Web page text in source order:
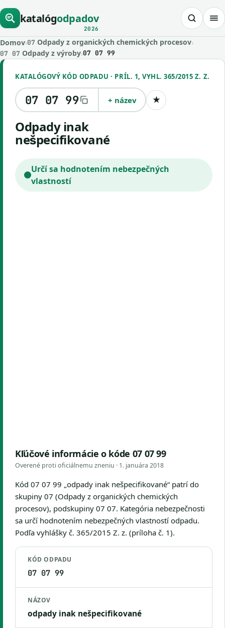
katalógodpadov
2026
Domov›07 Odpady z organických chemických procesov›
07 07 Odpady z výroby›07 07 99
KATALÓGOVÝ KÓD ODPADU · PRÍL. 1, VYHL. 365/2015 Z. Z.
07 07 99 + název ★Uložiť kód
odpady inak
nešpecifikované
Určí sa hodnotením nebezpečných
vlastností
Kľúčové informácie o kóde 07 07 99
Overené proti oficiálnemu zneniu · 1. januára 2018
Kód 07 07 99 „odpady inak nešpecifikované“ patrí do
skupiny 07 (Odpady z organických chemických
procesov), podskupiny 07 07. Kategória nebezpečnosti
sa určí hodnotením nebezpečných vlastností odpadu.
Podľa vyhlášky č. 365/2015 Z. z. (príloha č. 1).
KÓD ODPADU
07 07 99
NÁZOV
odpady inak nešpecifikované